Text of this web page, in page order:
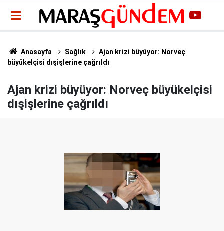
Anasayfa Sağlık
Ajan krizi büyüyor: Norveç
büyükelçisi dışişlerine çağrıldı
Ajan krizi büyüyor: Norveç büyükelçisi
dışişlerine çağrıldı